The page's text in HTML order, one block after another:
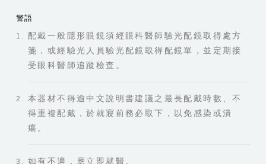
警語
配戴一般隱形眼鏡須經眼科醫師驗光配鏡取得處方
箋，或經驗光人員驗光配鏡取得配鏡單，並定期接
受眼科醫師追蹤檢查。
本器材不得逾中文說明書建議之最長配戴時數、不
得重複配戴，於就寢前務必取下，以免感染或潰
瘍。
如有不適，應立即就醫。